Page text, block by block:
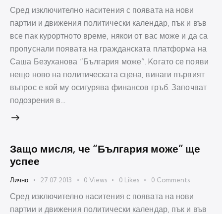
Сред изключително наситения с появата на нови
партии и движения политически календар, пък и във
все пак курортното време, някои от вас може и да са
пропуснали появата на гражданската платформа на
Саша Безуханова “България може”. Kогато се появи
нещо ново на политическата сцена, винаги първият
въпрос е кой му осигурява финансов гръб. Започват
подозрения в…
Защо мисля, че “България може” ще
успее
Лично 27.07.2013 0 Views 0 Likes 0 Comments
Сред изключително наситения с появата на нови
партии и движения политически календар, пък и във